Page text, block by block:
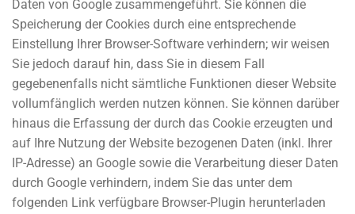
Daten von Google zusammengeführt. Sie können die
Speicherung der Cookies durch eine entsprechende
Einstellung Ihrer Browser-Software verhindern; wir weisen
Sie jedoch darauf hin, dass Sie in diesem Fall
gegebenenfalls nicht sämtliche Funktionen dieser Website
vollumfänglich werden nutzen können. Sie können darüber
hinaus die Erfassung der durch das Cookie erzeugten und
auf Ihre Nutzung der Website bezogenen Daten (inkl. Ihrer
IP-Adresse) an Google sowie die Verarbeitung dieser Daten
durch Google verhindern, indem Sie das unter dem
folgenden Link verfügbare Browser-Plugin herunterladen